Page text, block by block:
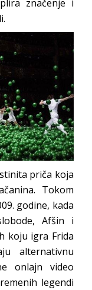
značenje i
priča koja
Tokom
godine, kada
Afšin i
koju igra Frida
alternativnu
onlajn video
legendi